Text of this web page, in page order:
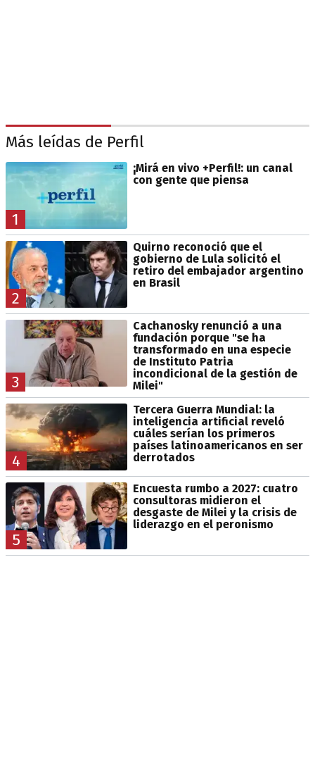
Más leídas de Perfil
1
¡Mirá en vivo +Perfil!: un canal
con gente que piensa
2
Quirno reconoció que el
gobierno de Lula solicitó el
retiro del embajador argentino
en Brasil
3
Cachanosky renunció a una
fundación porque "se ha
transformado en una especie
de Instituto Patria
incondicional de la gestión de
Milei"
4
Tercera Guerra Mundial: la
inteligencia artificial reveló
cuáles serían los primeros
países latinoamericanos en ser
derrotados
5
Encuesta rumbo a 2027: cuatro
consultoras midieron el
desgaste de Milei y la crisis de
liderazgo en el peronismo